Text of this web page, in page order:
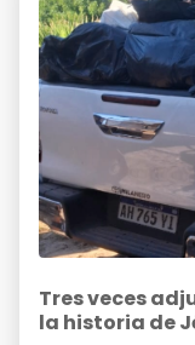
Tres veces
la historia de